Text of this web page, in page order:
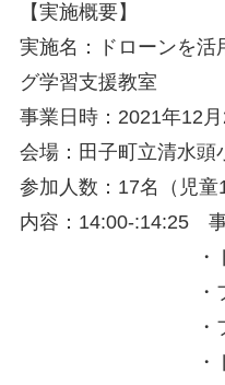
【実施概要】
実施名：ドローンを活
グ学習支援教室
事業⽇時：2021年12
会場：田子町立清水頭
参加人数：17名（児童
内容：14:00-:14:25
・ドロー
・プログラ
・プログラ
・ドロー